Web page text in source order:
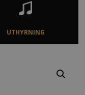
UTHYRNING